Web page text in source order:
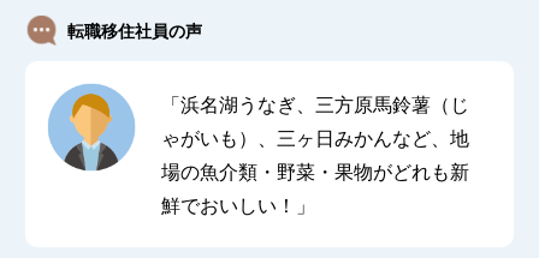
転職移住社員の声
「浜名湖うなぎ、三方原馬鈴薯（じ
ゃがいも）、三ヶ日みかんなど、地
場の魚介類・野菜・果物がどれも新
鮮でおいしい！」